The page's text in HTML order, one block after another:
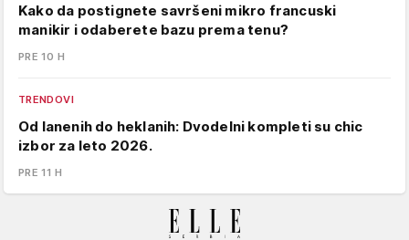
Kako da postignete savršeni mikro francuski
manikir i odaberete bazu prema tenu?
PRE 10 H
TRENDOVI
Od lanenih do heklanih: Dvodelni kompleti su chic
izbor za leto 2026.
PRE 11 H